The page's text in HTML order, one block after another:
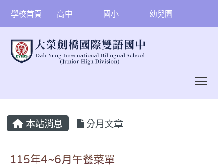
學校首頁 高中 國小 幼兒園
本站消息 分月文章
115年4~6月午餐菜單